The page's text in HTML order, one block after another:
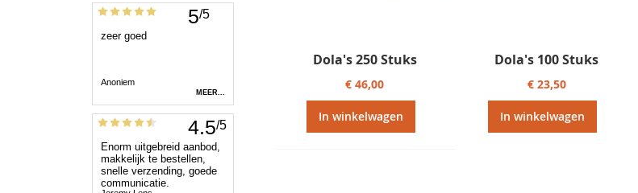
Dola's 250 Stuks
€ 46,00
In winkelwagen
Dola's 100 Stuks
€ 23,50
In winkelwagen